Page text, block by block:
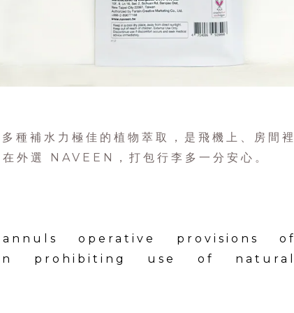
種補水力極佳的植物萃取，是飛機上、房間裡
外選 NAVEEN，打包行李多一分安心。
operative provisions of
prohibiting use of natural